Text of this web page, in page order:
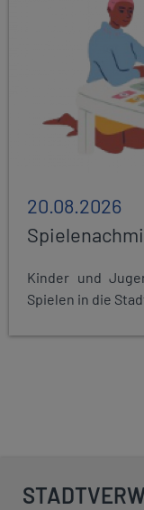
20.08.2026
Kinder und
Spielen in die